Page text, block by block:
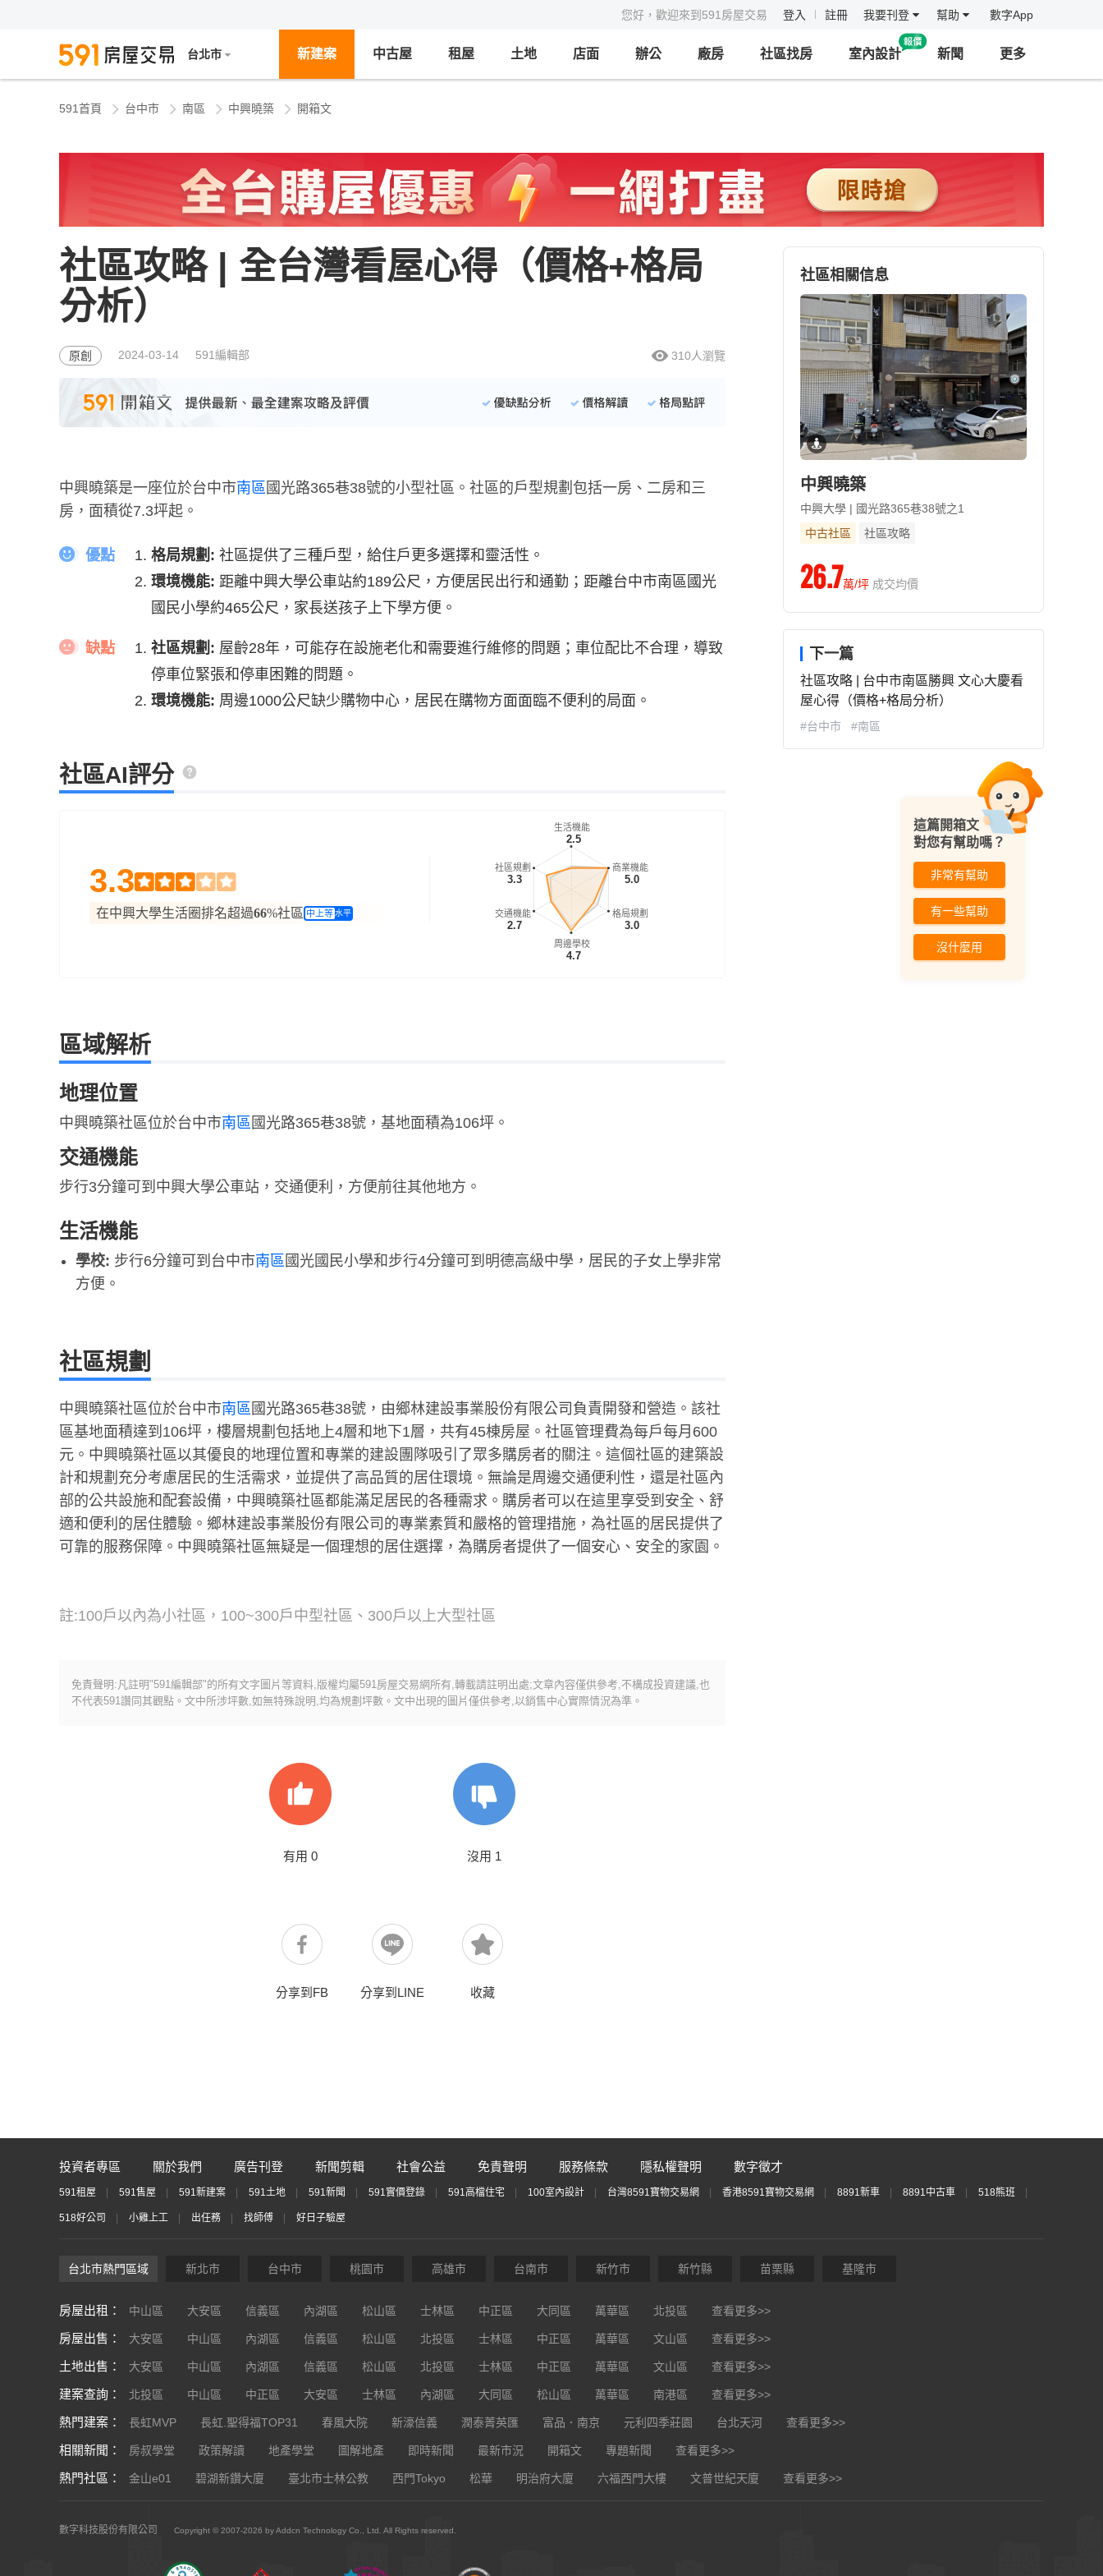
您好，歡迎來到591房屋交易 登入 註冊 我要刊登 幫助 數字App
台北市 新建案 中古屋 租屋 土地 店面 辦公 廠房 社區找房 室內設計 新聞 更多
591首頁 台中市 南區 中興曉築 開箱文
社區攻略 | 全台灣看屋心得（價格+格局
分析）
原創 2024-03-14 591編輯部 310人瀏覽
中興曉築是一座位於台中市南區 國光路365巷38號的小型社區。社區的戶型規劃包括一房、二房和三
房，面積從7.3坪起。
優點 格局規劃: 社區提供了三種戶型，給住戶更多選擇和靈活性。
環境機能: 距離中興大學公車站約189公尺，方便居民出行和通勤；距離台中市南區國光
國民小學約465公尺，家長送孩子上下學方便。
缺點 社區規劃: 屋齡28年，可能存在設施老化和需要進行維修的問題；車位配比不合理，導致
停車位緊張和停車困難的問題。
環境機能: 周邊1000公尺缺少購物中心，居民在購物方面面臨不便利的局面。
社區AI評分
3.3
在中興大學生活圈排名超過66%社區 中上等水平
生活機能
2.5
商業機能
5.0
格局規劃
3.0
周邊學校
4.7
交通機能
2.7
社區規劃
3.3
區域解析
地理位置
中興曉築社區位於台中市南區 國光路365巷38號，基地面積為106坪。
交通機能
步行3分鐘可到中興大學公車站，交通便利，方便前往其他地方。
生活機能
學校: 步行6分鐘可到台中市南區 國光國民小學和步行4分鐘可到明德高級中學，居民的子女上學非常
方便。
社區規劃
中興曉築社區位於台中市南區 國光路365巷38號，由鄉林建設事業股份有限公司負責開發和營造。該社
區基地面積達到106坪，樓層規劃包括地上4層和地下1層，共有45棟房屋。社區管理費為每戶每月600
元。中興曉築社區以其優良的地理位置和專業的建設團隊吸引了眾多購房者的關注。這個社區的建築設
計和規劃充分考慮居民的生活需求，並提供了高品質的居住環境。無論是周邊交通便利性，還是社區內
部的公共設施和配套設備，中興曉築社區都能滿足居民的各種需求。購房者可以在這里享受到安全、舒
適和便利的居住體驗。鄉林建設事業股份有限公司的專業素質和嚴格的管理措施，為社區的居民提供了
可靠的服務保障。中興曉築社區無疑是一個理想的居住選擇，為購房者提供了一個安心、安全的家園。
註:100戶以內為小社區，100~300戶中型社區、300戶以上大型社區
免責聲明:凡註明"591編輯部"的所有文字圖片等資料,版權均屬591房屋交易網所有,轉載請註明出處;文章內容僅供參考,不構成投資建議,也
不代表591讚同其觀點。文中所涉坪數,如無特殊說明,均為規劃坪數。文中出現的圖片僅供參考,以銷售中心實際情況為準。
有用 0 沒用 1
分享到FB 分享到LINE 收藏
社區相關信息
中興曉築
中興大學 | 國光路365巷38號之1
中古社區
社區攻略
26.7萬/坪 成交均價
下一篇
社區攻略 | 台中市南區勝興 文心大慶看
屋心得（價格+格局分析）
#台中市 #南區
這篇開箱文
對您有幫助嗎？
非常有幫助
有一些幫助
沒什麼用
投資者專區 關於我們 廣告刊登 新聞剪輯 社會公益 免責聲明 服務條款 隱私權聲明 數字徵才
591租屋 591售屋 591新建案 591土地 591新聞 591實價登錄 591高檔住宅 100室內設計 台灣8591寶物交易網 香港8591寶物交易網 8891新車 8891中古車 518熊班
518好公司 小雞上工 出任務 找師傅 好日子驗屋
台北市熱門區域 新北市 台中市 桃園市 高雄市 台南市 新竹市 新竹縣 苗栗縣 基隆市
房屋出租： 中山區 大安區 信義區 內湖區 松山區 士林區 中正區 大同區 萬華區 北投區 查看更多>>
房屋出售： 大安區 中山區 內湖區 信義區 松山區 北投區 士林區 中正區 萬華區 文山區 查看更多>>
土地出售： 大安區 中山區 內湖區 信義區 松山區 北投區 士林區 中正區 萬華區 文山區 查看更多>>
建案查詢： 北投區 中山區 中正區 大安區 士林區 內湖區 大同區 松山區 萬華區 南港區 查看更多>>
熱門建案： 長虹MVP 長虹.聖得福TOP31 春風大院 新濠信義 潤泰菁英匯 富品．南京 元利四季莊園 台北天河 查看更多>>
相關新聞： 房叔學堂 政策解讀 地產學堂 圖解地產 即時新聞 最新市況 開箱文 專題新聞 查看更多>>
熱門社區： 金山e01 碧湖新鑽大廈 臺北市士林公教 西門Tokyo 松華 明治府大廈 六福西門大樓 文普世紀天廈 查看更多>>
數字科技股份有限公司 Copyright © 2007-2026 by Addcn Technology Co., Ltd. All Rights reserved.